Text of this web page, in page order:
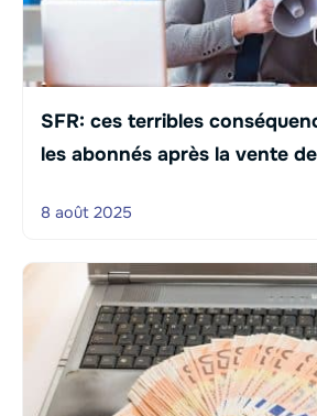
SFR: ces terribles
les abonnés après la vente
8 août 2025